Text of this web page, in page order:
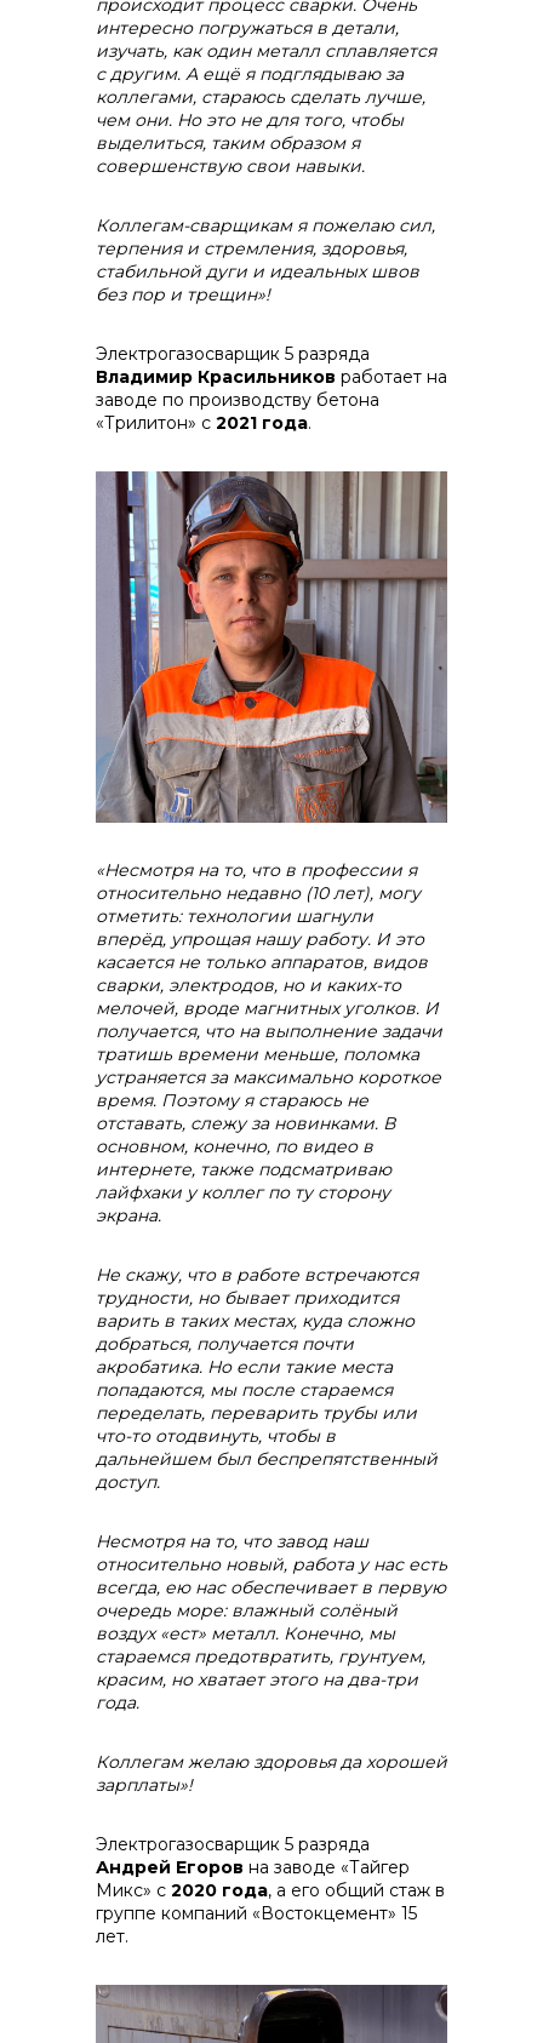
происходит процесс сварки. Очень
интересно погружаться в детали,
изучать, как один металл сплавляется
с другим. А ещё я подглядываю за
коллегами, стараюсь сделать лучше,
чем они. Но это не для того, чтобы
выделиться, таким образом я
совершенствую свои навыки.
Коллегам-сварщикам я пожелаю сил,
терпения и стремления, здоровья,
стабильной дуги и идеальных швов
без пор и трещин»!
Электрогазосварщик 5 разряда
Владимир Красильников работает на
заводе по производству бетона
«Трилитон» с 2021 года.
«Несмотря на то, что в профессии я
относительно недавно (10 лет), могу
отметить: технологии шагнули
вперёд, упрощая нашу работу. И это
касается не только аппаратов, видов
сварки, электродов, но и каких-то
мелочей, вроде магнитных уголков. И
получается, что на выполнение задачи
тратишь времени меньше, поломка
устраняется за максимально короткое
время. Поэтому я стараюсь не
отставать, слежу за новинками. В
основном, конечно, по видео в
интернете, также подсматриваю
лайфхаки у коллег по ту сторону
экрана.
Не скажу, что в работе встречаются
трудности, но бывает приходится
варить в таких местах, куда сложно
добраться, получается почти
акробатика. Но если такие места
попадаются, мы после стараемся
переделать, переварить трубы или
что-то отодвинуть, чтобы в
дальнейшем был беспрепятственный
доступ.
Несмотря на то, что завод наш
относительно новый, работа у нас есть
всегда, ею нас обеспечивает в первую
очередь море: влажный солёный
воздух «ест» металл. Конечно, мы
стараемся предотвратить, грунтуем,
красим, но хватает этого на два-три
года.
Коллегам желаю здоровья да хорошей
зарплаты»!
Электрогазосварщик 5 разряда
Андрей Егоров на заводе «Тайгер
Микс» с 2020 года, а его общий стаж в
группе компаний «Востокцемент» 15
лет.